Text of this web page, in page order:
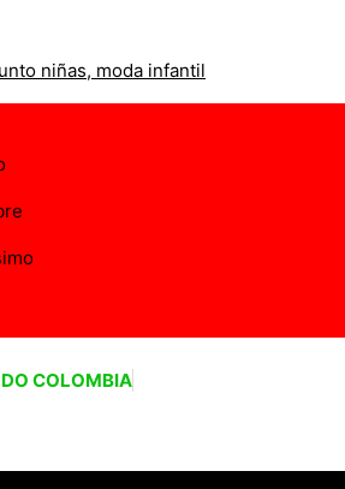
niñas, moda infantil
COLOMBIA